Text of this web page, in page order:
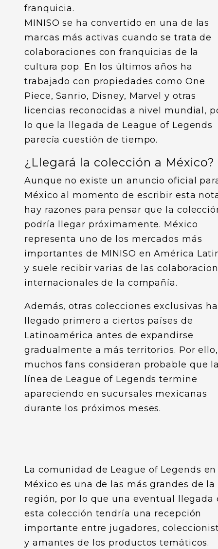
franquicia.
MINISO se ha convertido en una de las
marcas más activas cuando se trata de
colaboraciones con franquicias de la
cultura pop. En los últimos años ha
trabajado con propiedades como One
Piece, Sanrio, Disney, Marvel y otras
licencias reconocidas a nivel mundial,
lo que la llegada de League of Legends
parecía cuestión de tiempo.
¿Llegará la colección a México?
Aunque no existe un anuncio oficial
México al momento de escribir esta
hay razones para pensar que la
podría llegar próximamente. México
representa uno de los mercados más
importantes de MINISO en América
y suele recibir varias de las
internacionales de la compañía.
Además, otras colecciones exclusivas
llegado primero a ciertos países de
Latinoamérica antes de expandirse
gradualmente a más territorios. Por ello,
muchos fans consideran probable que
línea de League of Legends termine
apareciendo en sucursales mexicanas
durante los próximos meses.
La comunidad de League of Legends en
México es una de las más grandes de la
región, por lo que una eventual llegada
esta colección tendría una recepción
importante entre jugadores,
y amantes de los productos temáticos.